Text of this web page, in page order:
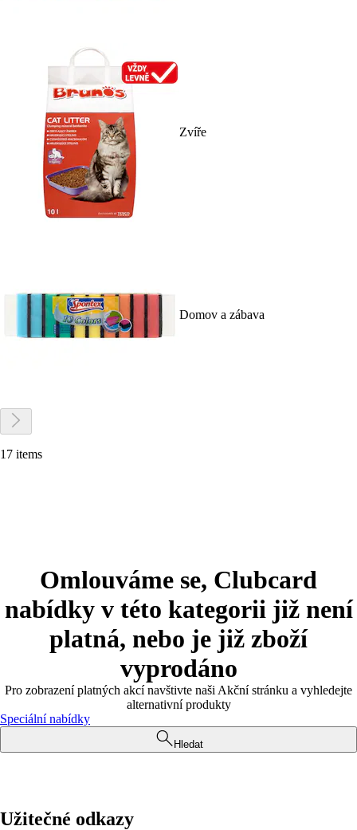
Zvíře
Domov a zábava
17 items
Omlouváme se, Clubcard
nabídky v této kategorii již není
platná, nebo je již zboží
vyprodáno
Pro zobrazení platných akcí navštivte naši Akční stránku a vyhledejte
alternativní produkty
Speciální nabídky
Hledat
Užitečné odkazy